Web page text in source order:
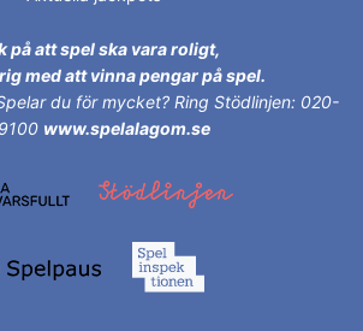
på att spel ska vara roligt,
med att vinna pengar på spel.
du för mycket? Ring Stödlinjen: 020-
www.spelalagom.se